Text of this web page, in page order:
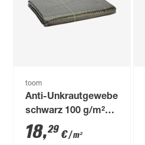
toom
Anti-Unkrautgewebe
schwarz 100 g/m²
200 x 500 cm
18,29 €/ m²